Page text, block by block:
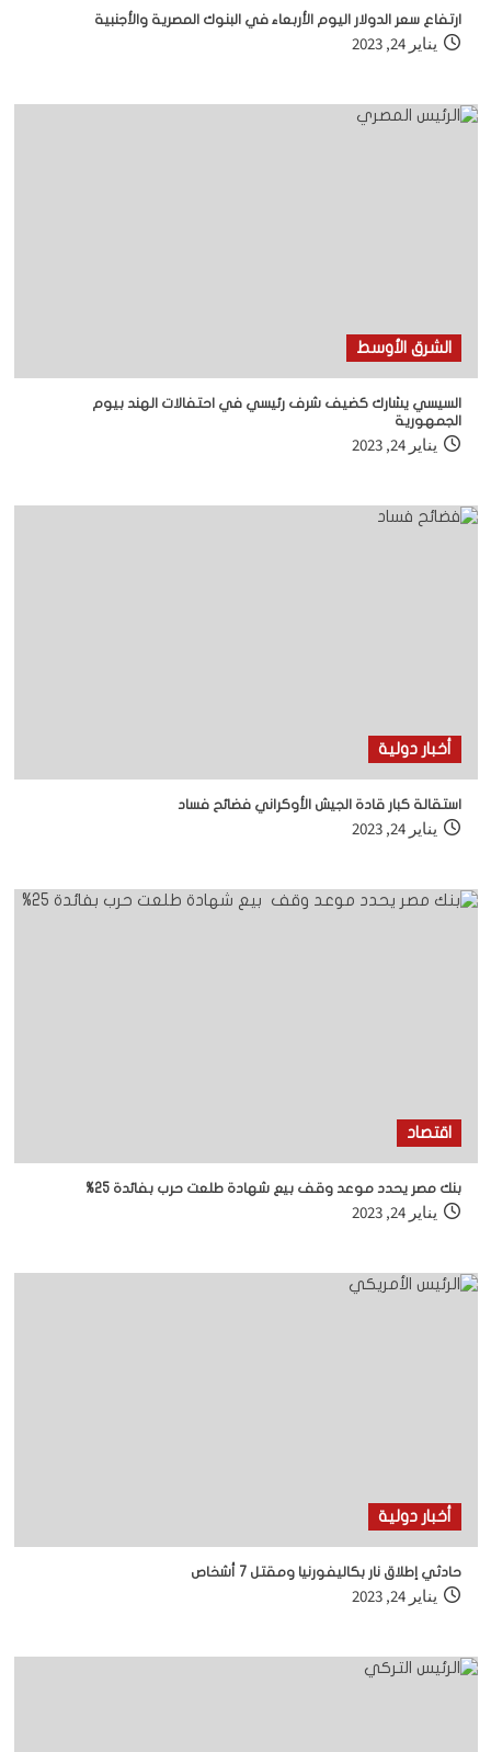
ارتفاع سعر الدولار اليوم الأربعاء في البنوك المصرية والأجنبية
يناير 24, 2023
الشرق الأوسط
السيسي يشارك كضيف شرف رئيسي في احتفالات الهند بيوم
الجمهورية
يناير 24, 2023
أخبار دولية
استقالة كبار قادة الجيش الأوكراني فضائح فساد
يناير 24, 2023
اقتصاد
بنك مصر يحدد موعد وقف بيع شهادة طلعت حرب بفائدة 25%
يناير 24, 2023
أخبار دولية
حادثي إطلاق نار بكاليفورنيا ومقتل 7 أشخاص
يناير 24, 2023